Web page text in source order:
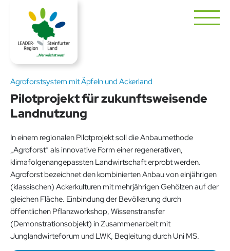
Agroforstsystem mit Äpfeln und Ackerland
Pilotprojekt für zukunftsweisende
Landnutzung
In einem regionalen Pilotprojekt soll die Anbaumethode
„Agroforst“ als innovative Form einer regenerativen,
klimafolgenangepassten Landwirtschaft erprobt werden.
Agroforst bezeichnet den kombinierten Anbau von einjährigen
(klassischen) Ackerkulturen mit mehrjährigen Gehölzen auf der
gleichen Fläche. Einbindung der Bevölkerung durch
öffentlichen Pflanzworkshop, Wissenstransfer
(Demonstrationsobjekt) in Zusammenarbeit mit
Junglandwirteforum und LWK, Begleitung durch Uni MS.